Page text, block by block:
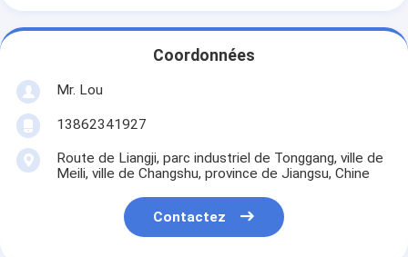
Coordonnées
Mr. Lou
13862341927
Route de Liangji, parc industriel de Tonggang, ville de
Meili, ville de Changshu, province de Jiangsu, Chine
Contactez